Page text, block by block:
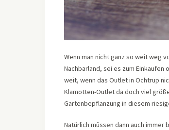
Wenn man nicht ganz so weit weg
Nachbarland, sei es zum
weit, wenn das Outlet in Ochtrup
Klamotten-Outlet da doch viel
Gartenbepflanzung in diesem
Natürlich müssen dann auch